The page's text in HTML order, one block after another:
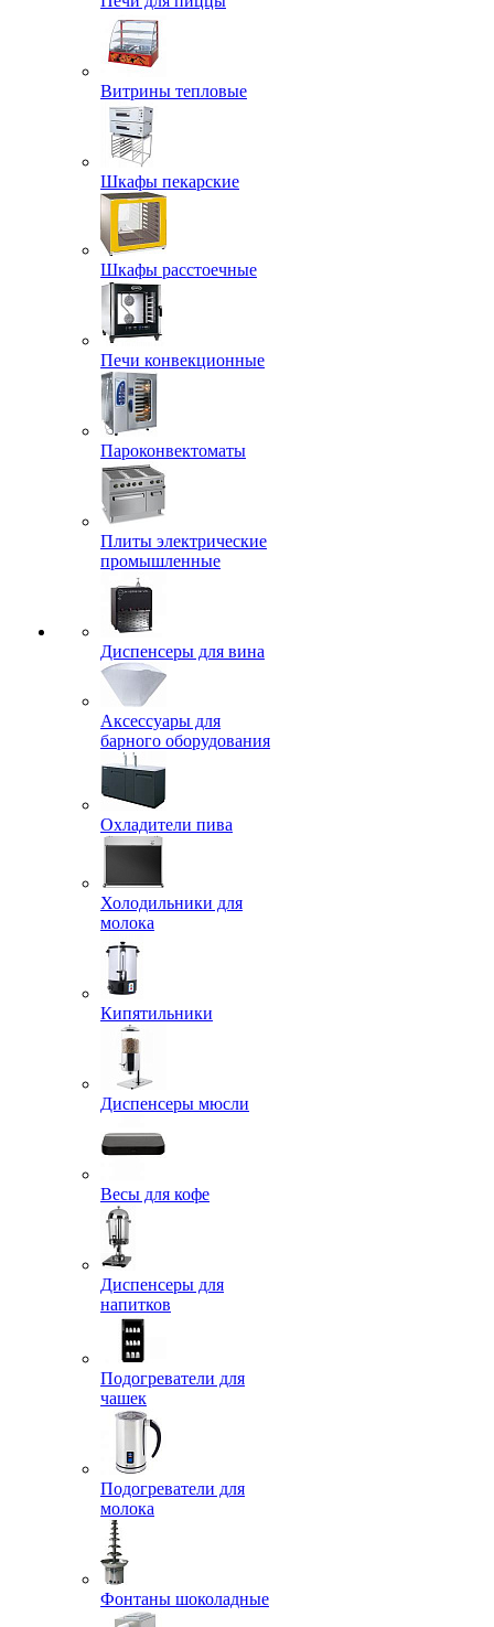
Витрины тепловые
Шкафы пекарские
Шкафы расстоечные
Печи конвекционные
Пароконвектоматы
Плиты электрические
промышленные
Диспенсеры для вина
Аксессуары для
барного оборудования
Охладители пива
Холодильники для
молока
Кипятильники
Диспенсеры мюсли
Весы для кофе
Диспенсеры для
напитков
Подогреватели для
чашек
Подогреватели для
молока
Фонтаны шоколадные